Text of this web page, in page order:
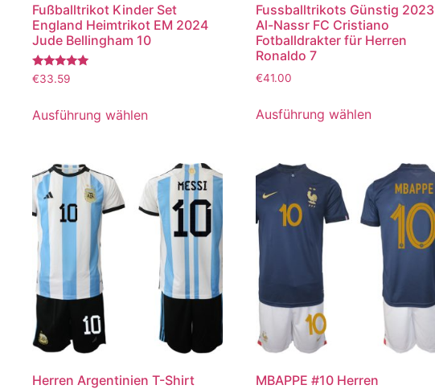
Fußballtrikot Kinder Set
England Heimtrikot EM 2024
Jude Bellingham 10
Bewertet
mit
von 5
€33.59
Ausführung wählen
Fussballtrikots Günstig 2023
Al-Nassr FC Cristiano
Fotballdrakter für Herren
Ronaldo 7
€41.00
Ausführung wählen
Herren Argentinien T-Shirt
MBAPPE #10 Herren